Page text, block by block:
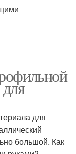
для
большой. Как